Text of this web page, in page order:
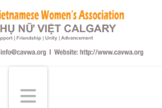
Navigation